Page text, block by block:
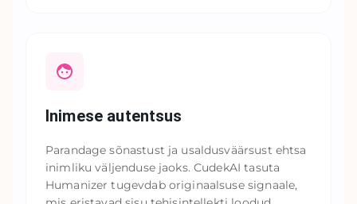
Inimese autentsus
Parandage sõnastust ja usaldusväärsust ehtsa
inimliku väljenduse jaoks. CudekAI tasuta
Humanizer tugevdab originaalsuse signaale,